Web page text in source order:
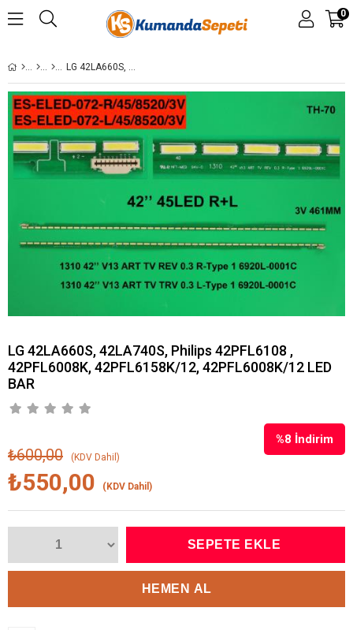
0
LG 42LA660S, 42LA740S, PHILIPS 42PFL6108 , 42PFL6008K, 42PFL6158K/12, 42PFL6008K/12 LED BAR
LG 42LA660S, 42LA740S, Philips 42PFL6108 ,
42PFL6008K, 42PFL6158K/12, 42PFL6008K/12 LED
BAR
%8 İndirim
₺600,00 (KDV Dahil)
₺550,00 (KDV Dahil)